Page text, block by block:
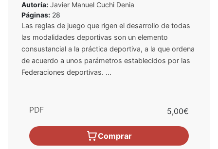
Autoría: Javier Manuel Cuchi Denia
Páginas: 28
Las reglas de juego que rigen el desarrollo de todas
las modalidades deportivas son un elemento
consustancial a la práctica deportiva, a la que ordena
de acuerdo a unos parámetros establecidos por las
Federaciones deportivas. ...
PDF 5,00€
Comprar